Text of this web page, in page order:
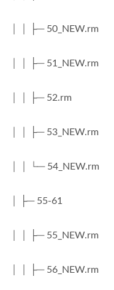
│ │ ├─ 50_NEW.rm
│ │ ├─ 51_NEW.rm
│ │ ├─ 52.rm
│ │ ├─ 53_NEW.rm
│ │ └─ 54_NEW.rm
│ ├─ 55-61
│ │ ├─ 55_NEW.rm
│ │ ├─ 56_NEW.rm